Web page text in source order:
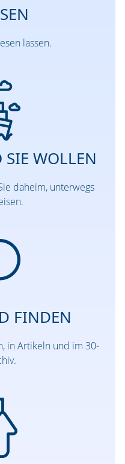
lassen.
WOLLEN
daheim, unterwegs
FINDEN
in Artikeln und im 30-